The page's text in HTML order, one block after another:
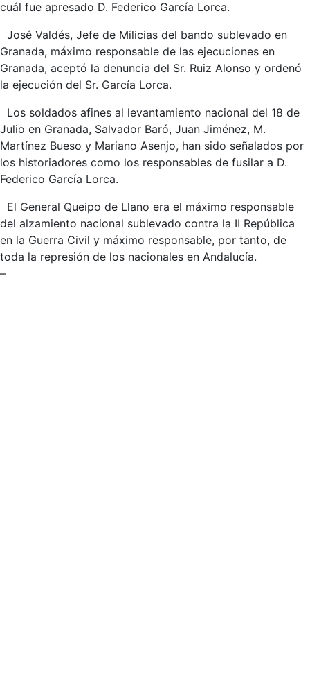
cuál fue apresado D. Federico García Lorca.
José Valdés, Jefe de Milicias del bando sublevado en
Granada, máximo responsable de las ejecuciones en
Granada, aceptó la denuncia del Sr. Ruiz Alonso y ordenó
la ejecución del Sr. García Lorca.
Los soldados afines al levantamiento nacional del 18 de
Julio en Granada, Salvador Baró, Juan Jiménez, M.
Martínez Bueso y Mariano Asenjo, han sido señalados por
los historiadores como los responsables de fusilar a D.
Federico García Lorca.
El General Queipo de Llano era el máximo responsable
del alzamiento nacional sublevado contra la II República
en la Guerra Civil y máximo responsable, por tanto, de
toda la represión de los nacionales en Andalucía.
–